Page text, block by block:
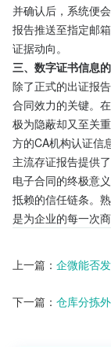
并确认后，系统便
报告推送至指定邮
证据动向。
三、数字证书信息
除了正式的出证报
合同效力的关键。
极为隐蔽却又至关
方的CA机构认证信
主流存证报告提供
电子合同的终极意
抵赖的信任链条。
是为企业的每一次
上一篇： 企微能否
下一篇： 仓库分拣